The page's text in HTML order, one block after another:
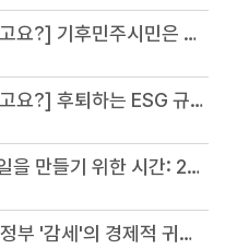
[민중의소리] [녹색전환을 한다고요?] 기후민주시민은 누구인가? (황정화 연구원)
[민중의소리] [녹색전환을 한다고요?] 후퇴하는 ESG 규제, 흔들리는 기후 목표 – 유럽 시민사회는 왜 목소리를 높이는가 (정영주 연구원)
[부안독립신문] 계획대로 되는 일을 만들기 위한 시간: 226개의 탄소중립녹색성장 기본계획을 기다리며 (배보람 팀장)
[ESG경제] [전환 시선] 윤석열 정부 '감세'의 경제적 귀결...기후위기 대응 부실 자초 (최기원 선임연구원)